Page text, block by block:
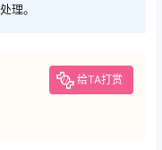
理。
给TA打赏